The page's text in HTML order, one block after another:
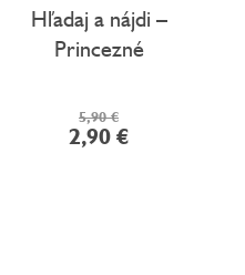
Hľadaj a nájdi –
Princezné
5,90 €
2,90 €